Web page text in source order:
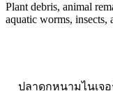
Plant debris, animal
aquatic worms, insects,
ปลาดุกหนามไนเจ